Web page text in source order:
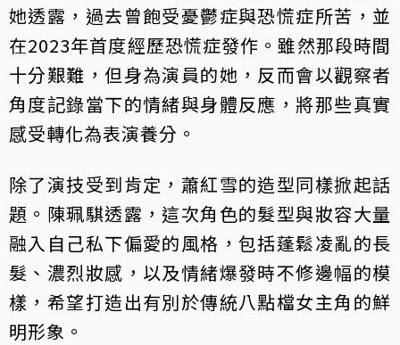
她透露，過去曾飽受憂鬱症與恐慌症所苦，並
在2023年首度經歷恐慌症發作。雖然那段時間
十分艱難，但身為演員的她，反而會以觀察者
角度記錄當下的情緒與身體反應，將那些真實
感受轉化為表演養分。
除了演技受到肯定，蕭紅雪的造型同樣掀起話
題。陳珮騏透露，這次角色的髮型與妝容大量
融入自己私下偏愛的風格，包括蓬鬆凌亂的長
髮、濃烈妝感，以及情緒爆發時不修邊幅的模
樣，希望打造出有別於傳統八點檔女主角的鮮
明形象。